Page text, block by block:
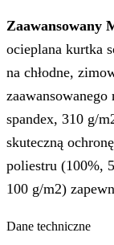
Zaawansowany
ocieplana kurtka
na chłodne,
spandex, 310 g/
skuteczną
poliestru (100%,
100 g/m2)
Dane techniczne